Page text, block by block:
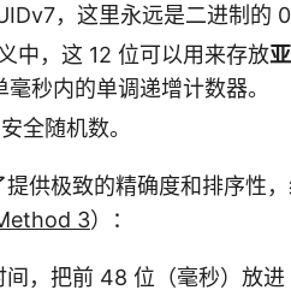
，这里永远是二进制的
中，这 12 位可以用来存放
秒内的单调递增计数器。
全随机数。
供极致的精确度和排序性
3）：
，把前 48 位（毫秒）放进